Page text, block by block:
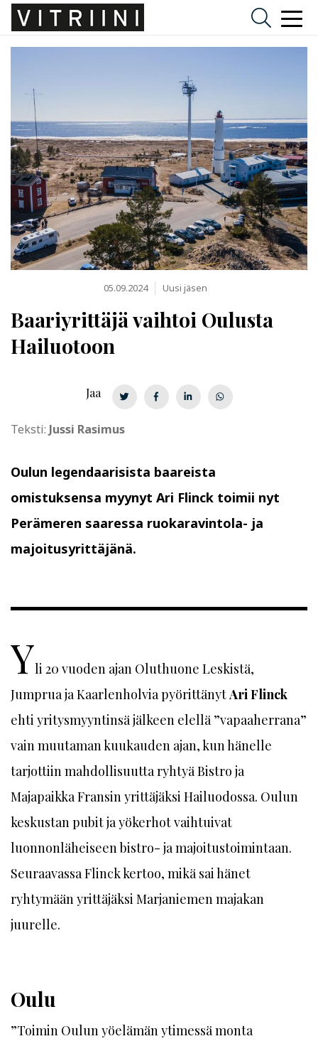
05.09.2024 Uusi jäsen
Baariyrittäjä vaihtoi Oulusta
Hailuotoon
Teksti: Jussi Rasimus
Oulun legendaarisista baareista
omistuksensa myynyt Ari Flinck toimii nyt
Perämeren saaressa ruokaravintola- ja
majoitusyrittäjänä.
Jaa
Yli 20 vuoden ajan Oluthuone Leskistä,
Jumprua ja Kaarlenholvia pyörittänytAri Flinck
ehti yritysmyyntinsä jälkeen elellä ”vapaaherrana”
vain muutaman kuukauden ajan, kun hänelle
tarjottiin mahdollisuutta ryhtyä Bistro ja
Majapaikka Fransin yrittäjäksi Hailuodossa. Oulun
keskustan pubit ja yökerhot vaihtuivat
luonnonläheiseen bistro- ja majoitustoimintaan.
Seuraavassa Flinck kertoo, mikä sai hänet
ryhtymään yrittäjäksi Marjaniemen majakan
juurelle.
Oulu
”Toimin Oulun yöelämän ytimessä monta